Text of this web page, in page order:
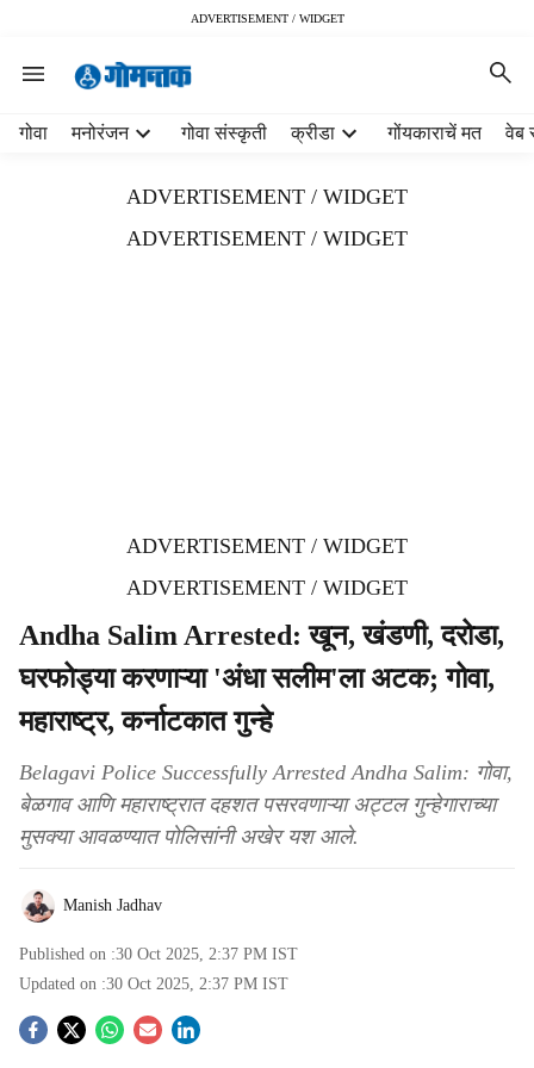
ADVERTISEMENT / WIDGET
गोवा मनोरंजन गोवा संस्कृती क्रीडा गोंयकाराचें मत वेब
ADVERTISEMENT / WIDGET
ADVERTISEMENT / WIDGET
ADVERTISEMENT / WIDGET
ADVERTISEMENT / WIDGET
Andha Salim Arrested: खून, खंडणी, दरोडा,
घरफोड्या करणाऱ्या 'अंधा सलीम'ला अटक; गोवा,
महाराष्ट्र, कर्नाटकात गुन्हे
Belagavi Police Successfully Arrested Andha Salim: गोवा,
बेळगाव आणि महाराष्ट्रात दहशत पसरवणाऱ्या अट्टल गुन्हेगाराच्या
मुसक्या आवळण्यात पोलिसांनी अखेर यश आले.
Manish Jadhav
Published on :30 Oct 2025, 2:37 PM IST
Updated on :30 Oct 2025, 2:37 PM IST
S